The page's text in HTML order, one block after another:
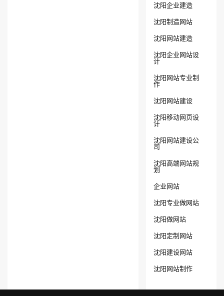
沈阳企业建造
沈阳制造网站
沈阳网站建造
沈阳企业网站设
计
沈阳网站专业制
作
沈阳网站建设
沈阳移动网页设
计
沈阳网站建设公
司
沈阳高端网站规
划
企业网站
沈阳专业做网站
沈阳做网站
沈阳定制网站
沈阳建设网站
沈阳网站制作